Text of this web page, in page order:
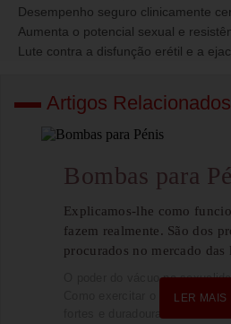
Desempenho seguro clinicamente
Aumenta o potencial sexual e
Lute contra a disfunção erétil e a
Artigos Relacionados
Bombas para
Explicamos-lhe como
fazem realmente. São dos
procurados no mercado das
O poder do vácuo na
Como exercitar o pénis e
fortes e duradouras e com
LER MAIS